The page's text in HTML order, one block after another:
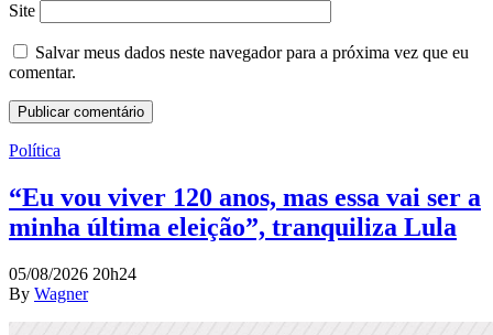
Site
Salvar meus dados neste navegador para a próxima vez que eu
comentar.
Política
“Eu vou viver 120 anos, mas essa vai ser a
minha última eleição”, tranquiliza Lula
05/08/2026 20h24
By Wagner